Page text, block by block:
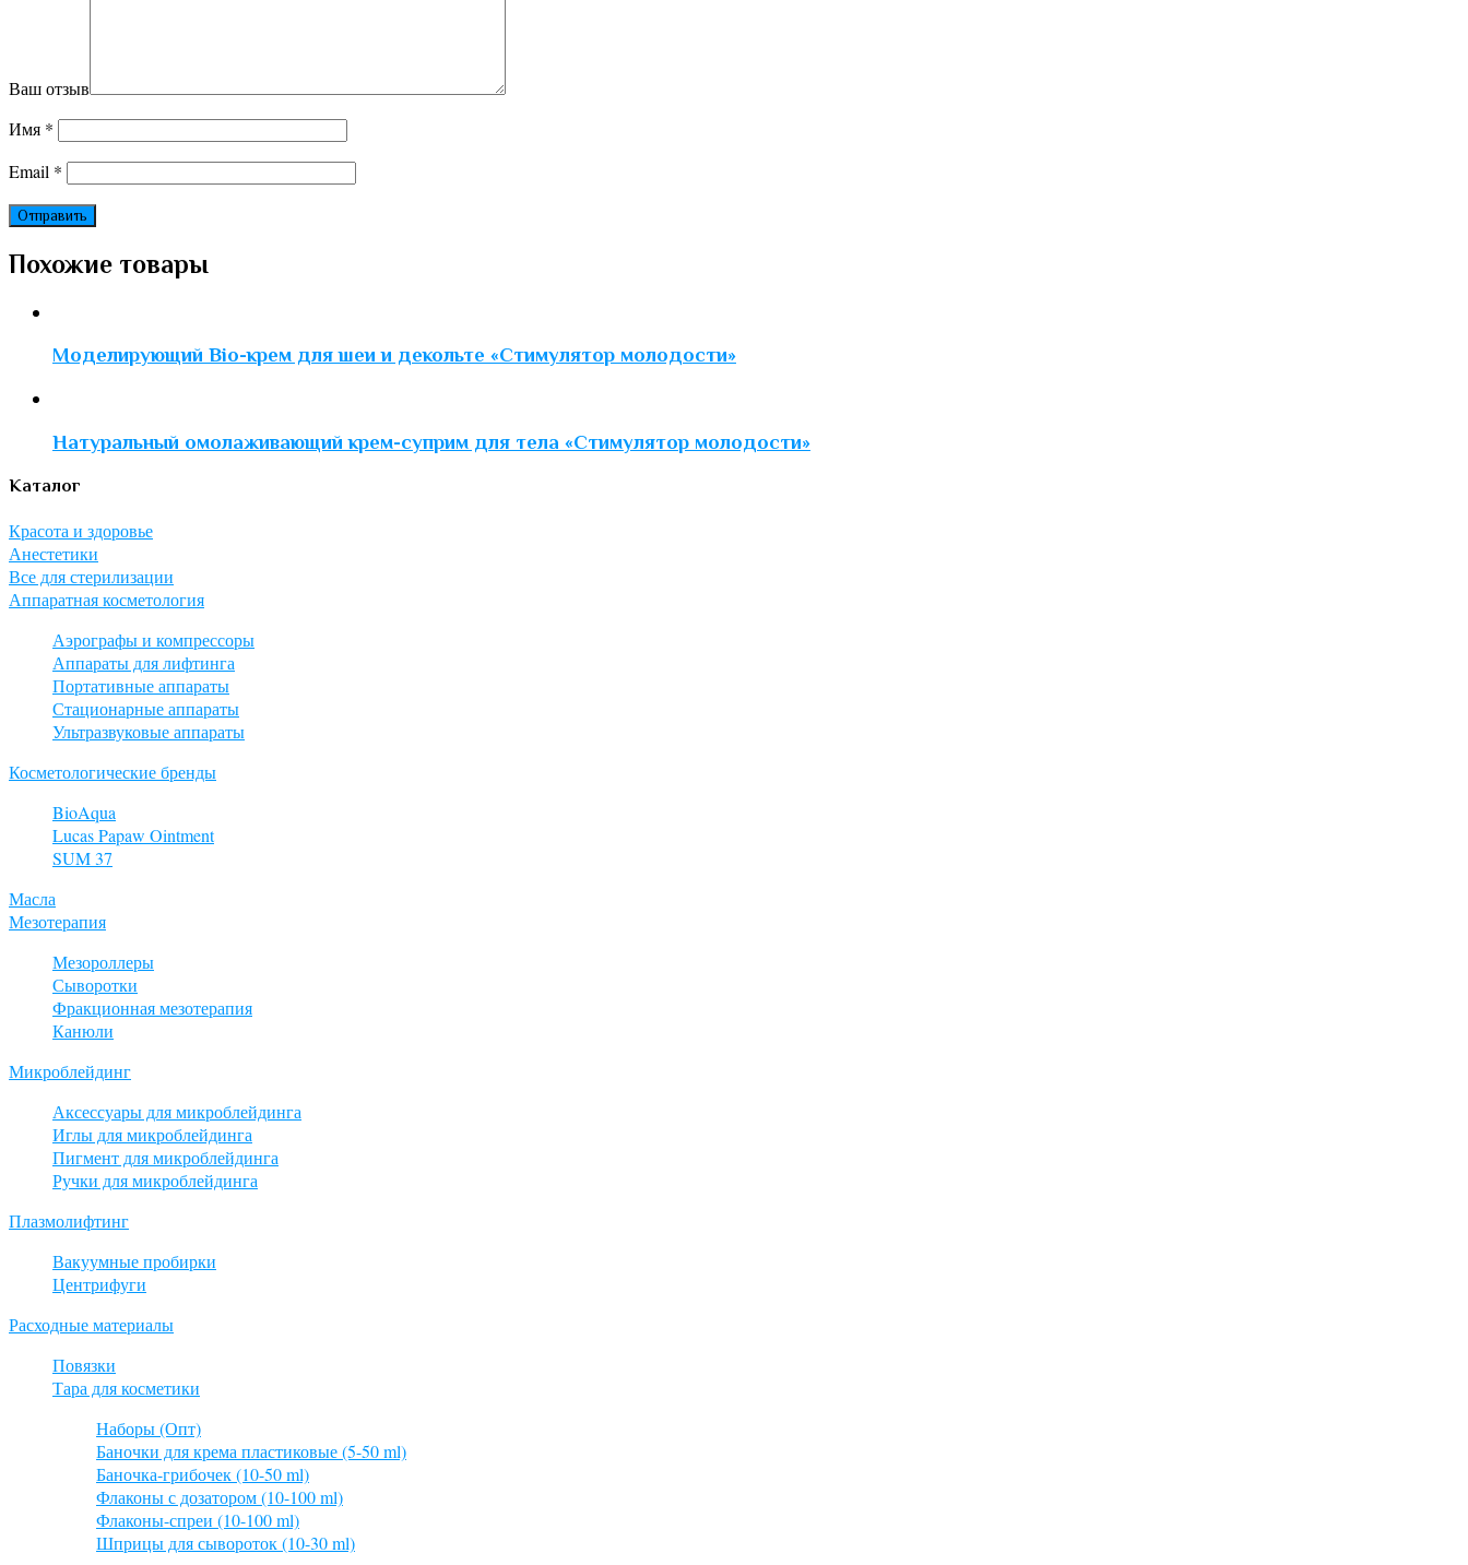
Ваш отзыв
Имя *
Email *
Похожие товары
Моделирующий Bio-крем для шеи и декольте «Стимулятор молодости»
Натуральный омолаживающий крем-суприм для тела «Стимулятор молодости»
Каталог
Красота и здоровье
Анестетики
Все для стерилизации
Аппаратная косметология
Аэрографы и компрессоры
Аппараты для лифтинга
Портативные аппараты
Стационарные аппараты
Ультразвуковые аппараты
Косметологические бренды
BioAqua
Lucas Papaw Ointment
SUM 37
Масла
Мезотерапия
Мезороллеры
Сыворотки
Фракционная мезотерапия
Канюли
Микроблейдинг
Аксессуары для микроблейдинга
Иглы для микроблейдинга
Пигмент для микроблейдинга
Ручки для микроблейдинга
Плазмолифтинг
Вакуумные пробирки
Центрифуги
Расходные материалы
Повязки
Тара для косметики
Наборы (Опт)
Баночки для крема пластиковые (5-50 ml)
Баночка-грибочек (10-50 ml)
Флаконы с дозатором (10-100 ml)
Флаконы-спреи (10-100 ml)
Шприцы для сывороток (10-30 ml)